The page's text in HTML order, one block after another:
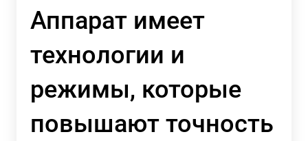
Аппарат имеет
технологии и
режимы, которые
повышают точность